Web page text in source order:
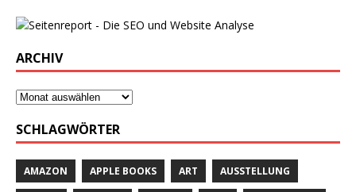
ARCHIV
SCHLAGWÖRTER
AMAZON APPLE BOOKS ART AUSSTELLUNG